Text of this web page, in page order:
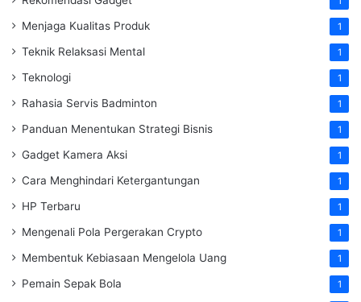
Menjaga Kualitas Produk 1
Teknik Relaksasi Mental 1
Teknologi 1
Rahasia Servis Badminton 1
Panduan Menentukan Strategi Bisnis 1
Gadget Kamera Aksi 1
Cara Menghindari Ketergantungan 1
HP Terbaru 1
Mengenali Pola Pergerakan Crypto 1
Membentuk Kebiasaan Mengelola Uang 1
Pemain Sepak Bola 1